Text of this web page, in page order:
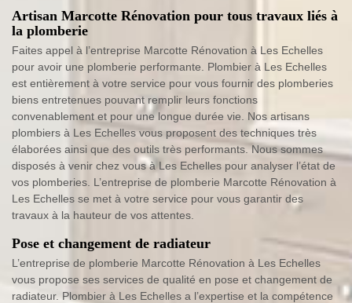
Artisan Marcotte Rénovation pour tous travaux liés à
la plomberie
Faites appel à l’entreprise Marcotte Rénovation à Les Echelles
pour avoir une plomberie performante. Plombier à Les Echelles
est entièrement à votre service pour vous fournir des plomberies
biens entretenues pouvant remplir leurs fonctions
convenablement et pour une longue durée vie. Nos artisans
plombiers à Les Echelles vous proposent des techniques très
élaborées ainsi que des outils très performants. Nous sommes
disposés à venir chez vous à Les Echelles pour analyser l’état de
vos plomberies. L’entreprise de plomberie Marcotte Rénovation à
Les Echelles se met à votre service pour vous garantir des
travaux à la hauteur de vos attentes.
Pose et changement de radiateur
L’entreprise de plomberie Marcotte Rénovation à Les Echelles
vous propose ses services de qualité en pose et changement de
radiateur. Plombier à Les Echelles a l’expertise et la compétence